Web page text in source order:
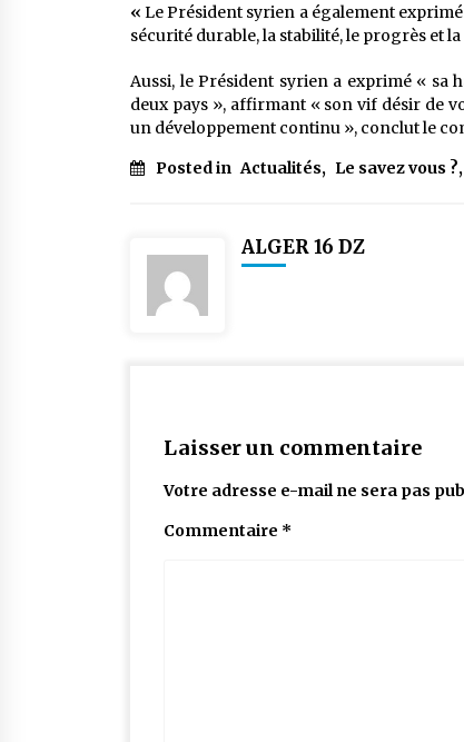
3 semaines ago
«Le Président syrien a également
sécurité durable, la stabilité, le progrès et
Aussi, le Président syrien a exprimé « sa
deux pays », affirmant « son vif désir de
un développement continu », conclut le
Posted in Actualités, Le savez vous ?,
ALGER 16 DZ
Laisser un commentaire
Votre adresse e-mail ne sera pas
Commentaire *